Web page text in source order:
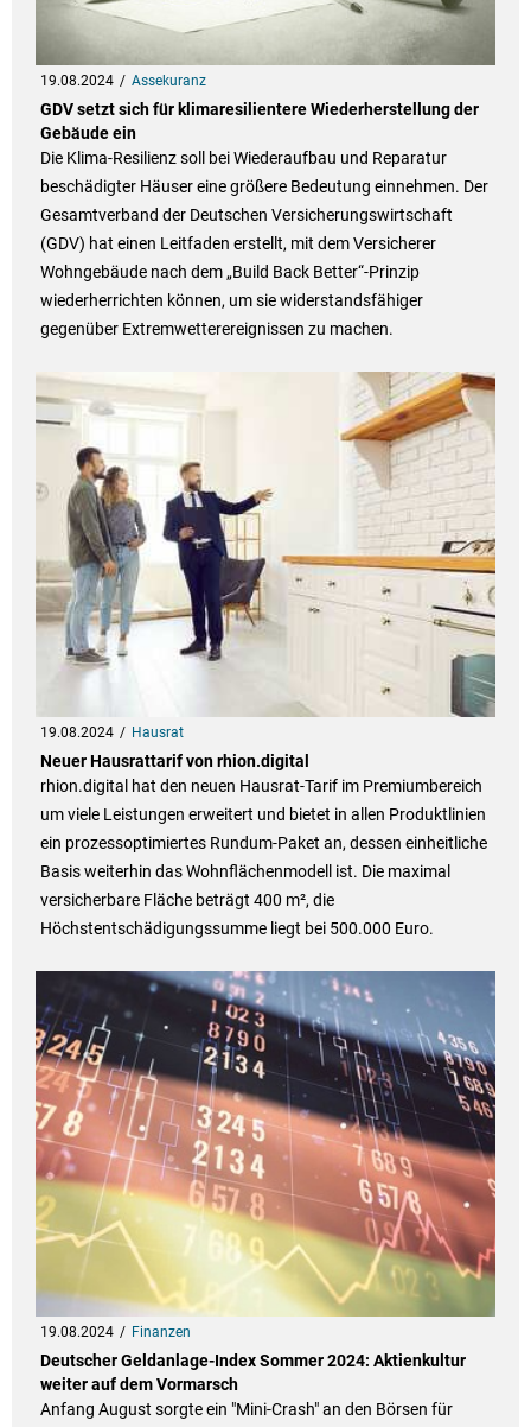
19.08.2024 Assekuranz
GDV setzt sich für klimaresilientere Wiederherstellung der
Gebäude ein
Die Klima-Resilienz soll bei Wiederaufbau und Reparatur
beschädigter Häuser eine größere Bedeutung einnehmen. Der
Gesamtverband der Deutschen Versicherungswirtschaft
(GDV) hat einen Leitfaden erstellt, mit dem Versicherer
Wohngebäude nach dem „Build Back Better“-Prinzip
wiederherrichten können, um sie widerstandsfähiger
gegenüber Extremwetterereignissen zu machen.
19.08.2024 Hausrat
Neuer Hausrattarif von rhion.digital
rhion.digital hat den neuen Hausrat-Tarif im Premiumbereich
um viele Leistungen erweitert und bietet in allen Produktlinien
ein prozessoptimiertes Rundum-Paket an, dessen einheitliche
Basis weiterhin das Wohnflächenmodell ist. Die maximal
versicherbare Fläche beträgt 400 m², die
Höchstentschädigungssumme liegt bei 500.000 Euro.
19.08.2024 Finanzen
Deutscher Geldanlage-Index Sommer 2024: Aktienkultur
weiter auf dem Vormarsch
Anfang August sorgte ein "Mini-Crash" an den Börsen für